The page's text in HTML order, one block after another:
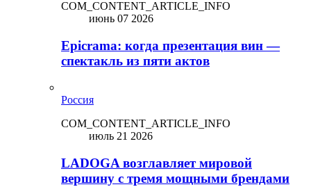
COM_CONTENT_ARTICLE_INFO
июнь 07 2026
Epicrama: когда презентация вин —
спектакль из пяти актов
Россия
COM_CONTENT_ARTICLE_INFO
июль 21 2026
LADOGA возглавляет мировой
вершину с тремя мощными брендами